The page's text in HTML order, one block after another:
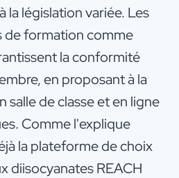
la législation variée. Les
de formation comme
la conformité
en proposant à la
salle de classe et en ligne
Comme l'explique
la plateforme de choix
diisocyanates REACH